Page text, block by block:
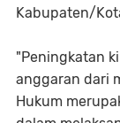
Kabupaten/
"Peningkatan
anggaran dari
Hukum